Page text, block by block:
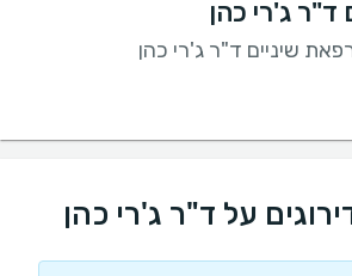
ד"ר ג'רי כהן
שיניים ד"ר ג'רי כהן
על ד"ר ג'רי כהן